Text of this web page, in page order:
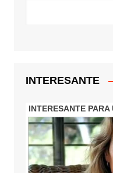
INTERESANTE